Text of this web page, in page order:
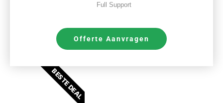
Full Support
Offerte Aanvragen
BESTE DEAL